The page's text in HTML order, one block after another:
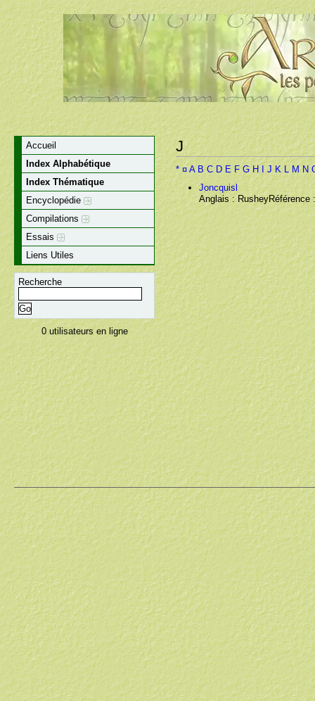
Accueil
Index Alphabétique
Index Thématique
Encyclopédie
Compilations
Essais
Liens Utiles
Recherche
0 utilisateurs en ligne
J
* ¤ A B C D E F G H I J K L M N
Joncquisl
Anglais : RusheyRéférence